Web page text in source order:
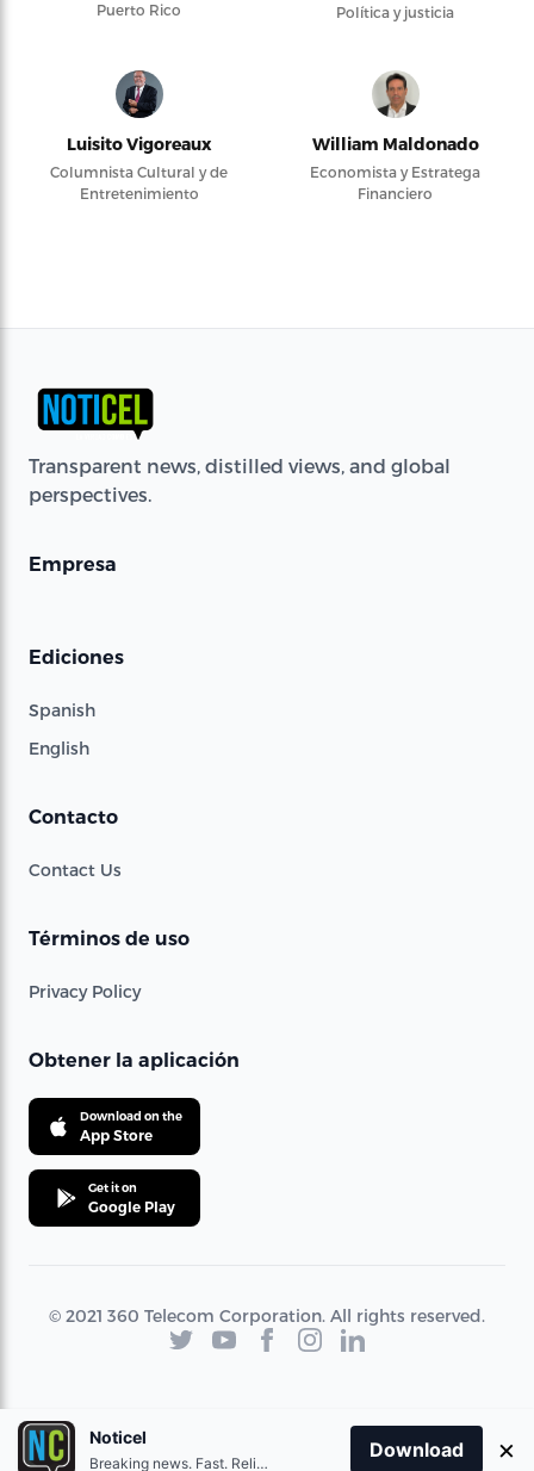
Puerto Rico
Política y justicia
Luisito Vigoreaux
Columnista Cultural y de
Entretenimiento
William Maldonado
Economista y Estratega
Financiero
Transparent news, distilled views, and global
perspectives.
Empresa
Ediciones
Spanish
English
Contacto
Contact Us
Términos de uso
Privacy Policy
Obtener la aplicación
Download on the
App Store
Get it on
Google Play
© 2021 360 Telecom Corporation. All rights reserved.
Noticel
Breaking news. Fast. Reliable.
Download ×